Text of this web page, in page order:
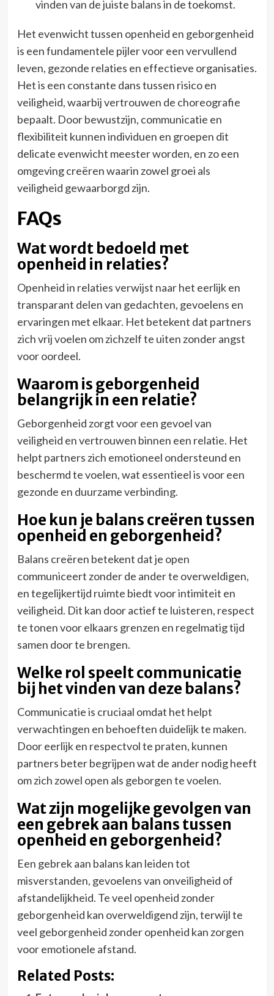
vinden van de juiste balans in de toekomst.
Het evenwicht tussen openheid en geborgenheid
is een fundamentele pijler voor een vervullend
leven, gezonde relaties en effectieve organisaties.
Het is een constante dans tussen risico en
veiligheid, waarbij vertrouwen de choreografie
bepaalt. Door bewustzijn, communicatie en
flexibiliteit kunnen individuen en groepen dit
delicate evenwicht meester worden, en zo een
omgeving creëren waarin zowel groei als
veiligheid gewaarborgd zijn.
FAQs
Wat wordt bedoeld met
openheid in relaties?
Openheid in relaties verwijst naar het eerlijk en
transparant delen van gedachten, gevoelens en
ervaringen met elkaar. Het betekent dat partners
zich vrij voelen om zichzelf te uiten zonder angst
voor oordeel.
Waarom is geborgenheid
belangrijk in een relatie?
Geborgenheid zorgt voor een gevoel van
veiligheid en vertrouwen binnen een relatie. Het
helpt partners zich emotioneel ondersteund en
beschermd te voelen, wat essentieel is voor een
gezonde en duurzame verbinding.
Hoe kun je balans creëren tussen
openheid en geborgenheid?
Balans creëren betekent dat je open
communiceert zonder de ander te overweldigen,
en tegelijkertijd ruimte biedt voor intimiteit en
veiligheid. Dit kan door actief te luisteren, respect
te tonen voor elkaars grenzen en regelmatig tijd
samen door te brengen.
Welke rol speelt communicatie
bij het vinden van deze balans?
Communicatie is cruciaal omdat het helpt
verwachtingen en behoeften duidelijk te maken.
Door eerlijk en respectvol te praten, kunnen
partners beter begrijpen wat de ander nodig heeft
om zich zowel open als geborgen te voelen.
Wat zijn mogelijke gevolgen van
een gebrek aan balans tussen
openheid en geborgenheid?
Een gebrek aan balans kan leiden tot
misverstanden, gevoelens van onveiligheid of
afstandelijkheid. Te veel openheid zonder
geborgenheid kan overweldigend zijn, terwijl te
veel geborgenheid zonder openheid kan zorgen
voor emotionele afstand.
Related Posts: